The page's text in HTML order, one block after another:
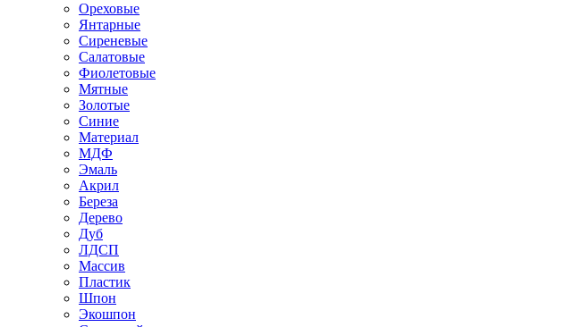
Ореховые
Янтарные
Сиреневые
Салатовые
Фиолетовые
Мятные
Золотые
Синие
Материал
МДФ
Эмаль
Акрил
Береза
Дерево
Дуб
ЛДСП
Массив
Пластик
Шпон
Экошпон